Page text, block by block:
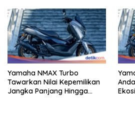
Yamaha NMAX Turbo
Tawarkan Nilai Kepemilikan
Jangka Panjang Hingga